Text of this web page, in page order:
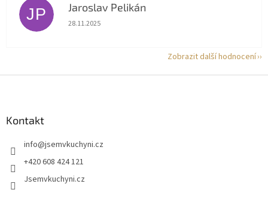
JP Jaroslav Pelikán
Hodnocení obchodu je 5 z 5 hvězdiček.
28.11.2025
Zobrazit další hodnocení
Kontakt
info@jsemvkuchyni.cz
+420 608 424 121
Jsemvkuchyni.cz